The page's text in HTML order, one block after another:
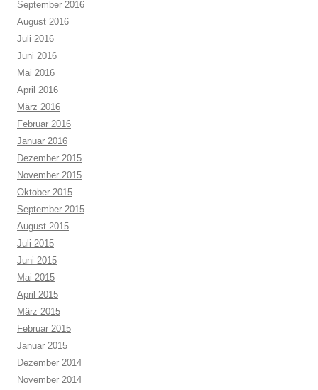
September 2016
August 2016
Juli 2016
Juni 2016
Mai 2016
April 2016
März 2016
Februar 2016
Januar 2016
Dezember 2015
November 2015
Oktober 2015
September 2015
August 2015
Juli 2015
Juni 2015
Mai 2015
April 2015
März 2015
Februar 2015
Januar 2015
Dezember 2014
November 2014